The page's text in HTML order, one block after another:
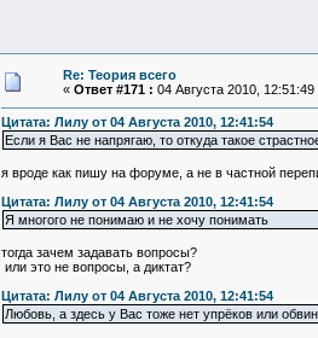
Re: Теория всего
« Ответ #171 : 04 Августа 2010, 12:51:49
Цитата: Лилу от 04 Августа 2010, 12:41:54
Если я Вас не напрягаю, то откуда такое
я вроде как пишу на форуме, а не в частной
Цитата: Лилу от 04 Августа 2010, 12:41:54
Я многого не понимаю и не хочу понимать
тогда зачем задавать вопросы?
или это не вопросы, а диктат?
Цитата: Лилу от 04 Августа 2010, 12:41:54
Любовь, а здесь у Вас тоже нет упрёков или